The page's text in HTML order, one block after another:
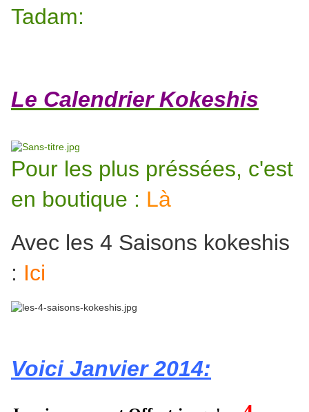
Tadam:
Le Calendrier Kokeshis
Pour les plus préssées, c'est
en boutique : Là
Avec les 4 Saisons kokeshis
: Ici
Voici Janvier 2014: